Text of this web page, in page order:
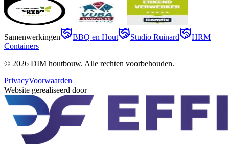
Samenwerkingen BBQ en Hout Studio Ruinard
HRM
Containers
© 2026 DIM houtbouw. Alle rechten voorbehouden.
PrivacyVoorwaarden
Website gerealiseerd door